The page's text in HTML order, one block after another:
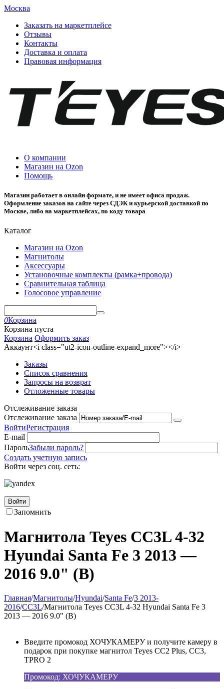
Москва
Заказать на маркетплейсе
Отзывы
Контакты
Доставка и оплата
Правовая информация
О компании
Магазин на Ozon
Помощь
Магазин работает в онлайн формате, и не имеет офиса продаж.
Оформление заказов на сайте через СДЭК и курьерской доставкой по
Москве, либо на маркетплейсах, по коду товара
Каталог
Магазин на Ozon
Магнитолы
Аксессуары
Установочные комплекты (рамка+провода)
Сравнительная таблица
Голосовое управление
0Корзина
Корзина пуста
Корзина Оформить заказ
Аккаунт<i class="ut2-icon-outline-expand_more"></i>
Заказы
Список сравнения
Запросы на возврат
Отложенные товары
Отслеживание заказа
Отслеживание заказа
ВойтиРегистрация
E-mail
ПарольЗабыли пароль?
Создать учетную запись
Войти через соц. сеть:
Войти
Запомнить
Магнитола Teyes CC3L 4-32
Hyundai Santa Fe 3 2013 —
2016 9.0" (B)
Главная/Магнитолы/Hyundai/Santa Fe/3 2013-
2016/CC3L/Магнитола Teyes CC3L 4-32 Hyundai Santa Fe 3
2013 — 2016 9.0" (B)
Введите промокод ХОЧУКАМЕРУ и получите камеру в
подарок при покупке магнитол Teyes CC2 Plus, CC3,
TPRO 2
Промокод: ХОЧУКАМЕРУ